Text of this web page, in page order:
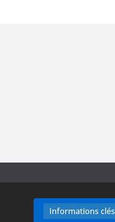
Informations clés